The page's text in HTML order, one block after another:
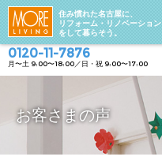
住み慣れた名古屋に、
リフォーム・リノベーション
をして暮らそう。
0120-11-7876
月〜土 9:00〜18:00／日・祝 9:00〜17:00
お客さまの声